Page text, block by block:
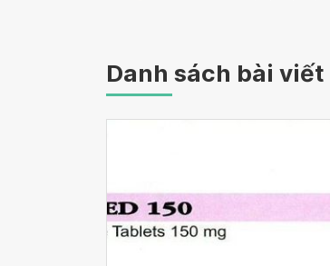
Danh sách bài viết